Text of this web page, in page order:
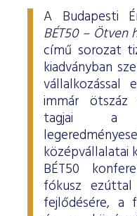
A Budapesti
BÉT50 – Ötven
című sorozat
kiadványban
vállalkozással
immár
tagjai a
középvállalatai
BÉT50
fókusz
fejlődésére, a